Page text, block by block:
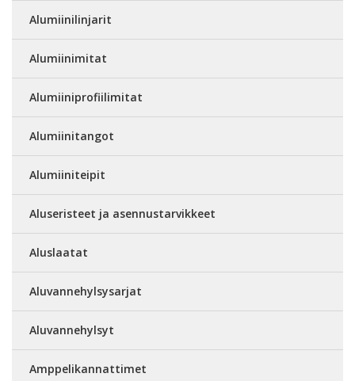
Alumiinilinjarit
Alumiinimitat
Alumiiniprofiilimitat
Alumiinitangot
Alumiiniteipit
Aluseristeet ja asennustarvikkeet
Aluslaatat
Aluvannehylsysarjat
Aluvannehylsyt
Amppelikannattimet